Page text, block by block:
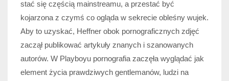
stać się częścią mainstreamu, a przestać być
kojarzona z czymś co ogląda w sekrecie obleśny wujek.
Aby to uzyskać, Heffner obok pornograficznych zdjęć
zaczął publikować artykuły znanych i szanowanych
autorów. W Playboyu pornografia zaczęła wyglądać jak
element życia prawdziwych gentlemanów, ludzi na